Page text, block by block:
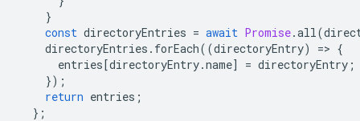
}
const directoryEntries = await Promise.all (
directoryEntries . forEach((directoryEntry) => {
entries[directoryEntry.name] = directoryEntry ;
});
return entries ;
};